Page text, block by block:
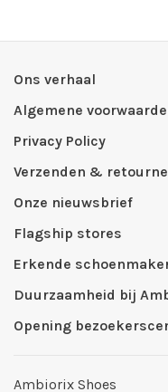
Ons verhaal
Algemene
Privacy Policy
Verzenden &
Onze nieuwsbrief
Flagship stores
Erkende
Duurzaamheid bij
Opening
Ambiorix Shoes